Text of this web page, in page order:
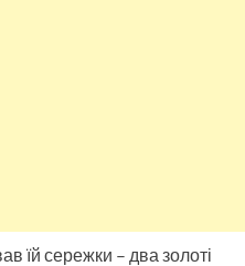
їй сережки – два золоті